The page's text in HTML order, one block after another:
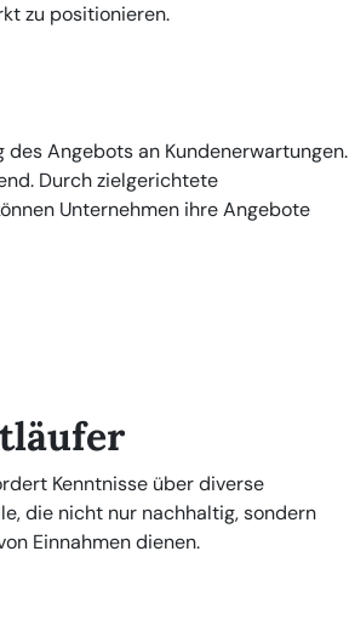
zu positionieren.
Angebots an Kundenerwartungen.
Durch zielgerichtete
Unternehmen ihre Angebote
Kenntnisse über diverse
die nicht nur nachhaltig, sondern
Einnahmen dienen.